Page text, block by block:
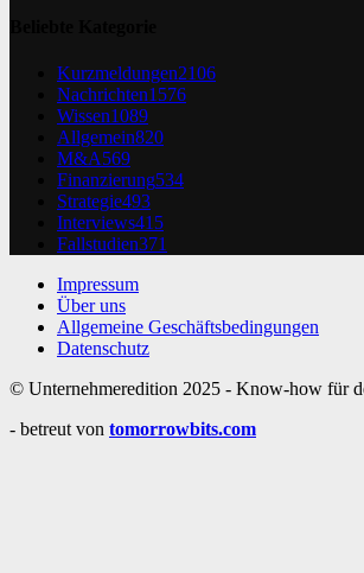
Kurzmeldungen2106
Nachrichten1576
Wissen1089
Allgemein820
M&A569
Finanzierung534
Strategie493
Interviews415
Fallstudien371
Impressum
Über uns
Allgemeine Geschäftsbedingungen
Datenschutz
© Unternehmeredition 2025 - Know-how für
- betreut von tomorrowbits.com